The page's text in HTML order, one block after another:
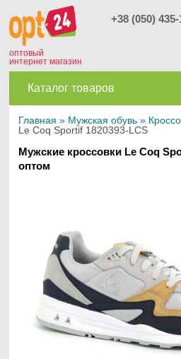
оптовый
интернет магазин
+38 (050)
Каталог товаров
Главная » Мужская обувь »
Le Coq Sportif 1820393-LCS
Мужские кроссовки Le Coq
оптом